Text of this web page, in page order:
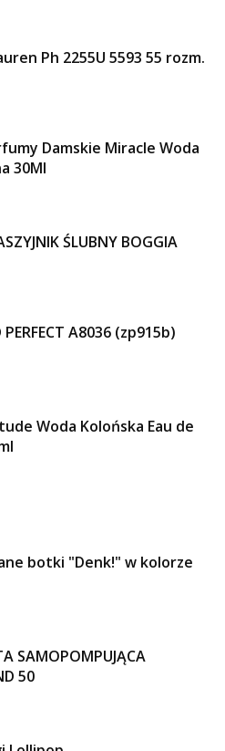
Ph 2255U 5593 55 rozm.
Damskie Miracle Woda
30Ml
ŚLUBNY BOGGIA
PERFECT A8036 (zp915b)
Woda Kolońska Eau de
botki "Denk!" w kolorze
SAMOPOMPUJĄCA
50